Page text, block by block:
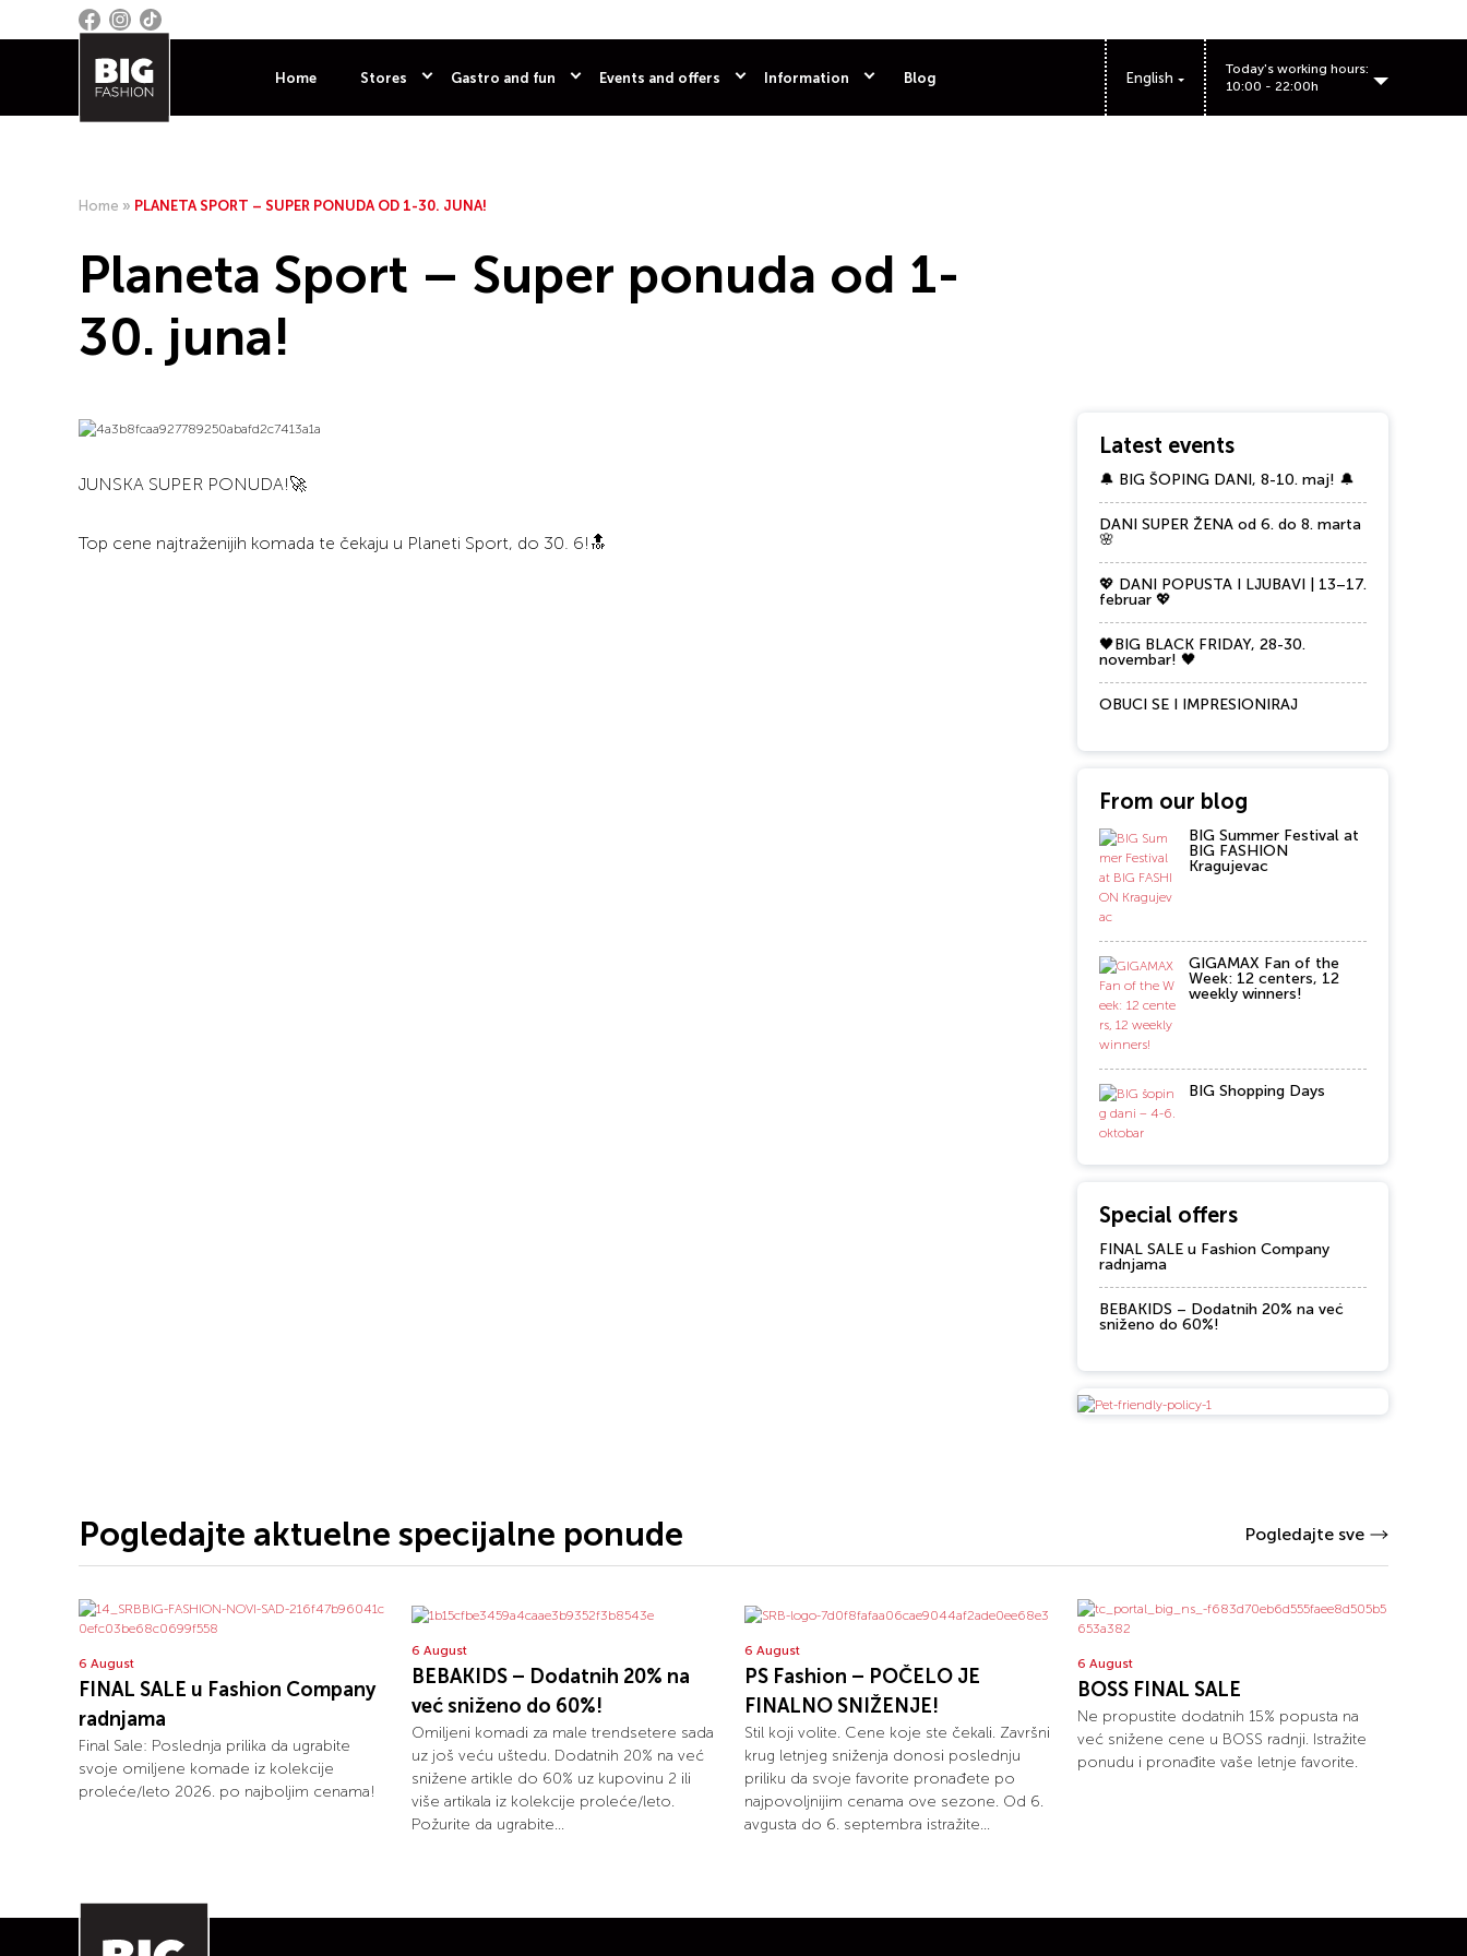
Home Stores Gastro and fun Events and offers Information Blog English
Today's working hours:
10:00 - 22:00h
Home » PLANETA SPORT – SUPER PONUDA OD 1-30. JUNA!
Planeta Sport – Super ponuda od 1-
30. juna!
JUNSKA SUPER PONUDA!🚀
Top cene najtraženijih komada te čekaju u Planeti Sport, do 30. 6!🔝
Latest events
🔔 BIG ŠOPING DANI, 8-10. maj! 🔔
DANI SUPER ŽENA od 6. do 8. marta
🌸
💖 DANI POPUSTA I LJUBAVI | 13–17.
februar 💖
🖤BIG BLACK FRIDAY, 28-30.
novembar! 🖤
OBUCI SE I IMPRESIONIRAJ
From our blog
BIG Summer Festival at
BIG FASHION
Kragujevac
GIGAMAX Fan of the
Week: 12 centers, 12
weekly winners!
BIG Shopping Days
Special offers
FINAL SALE u Fashion Company
radnjama
BEBAKIDS – Dodatnih 20% na već
sniženo do 60%!
Pogledajte aktuelne specijalne ponude Pogledajte sve
6 August
FINAL SALE u Fashion Company
radnjama
Final Sale: Poslednja prilika da ugrabite
svoje omiljene komade iz kolekcije
proleće/leto 2026. po najboljim cenama!
6 August
BEBAKIDS – Dodatnih 20% na
već sniženo do 60%!
Omiljeni komadi za male trendsetere sada
uz još veću uštedu. Dodatnih 20% na već
snižene artikle do 60% uz kupovinu 2 ili
više artikala iz kolekcije proleće/leto.
Požurite da ugrabite...
6 August
PS Fashion – POČELO JE
FINALNO SNIŽENJE!
Stil koji volite. Cene koje ste čekali. Završni
krug letnjeg sniženja donosi poslednju
priliku da svoje favorite pronađete po
najpovoljnijim cenama ove sezone. Od 6.
avgusta do 6. septembra istražite...
6 August
BOSS FINAL SALE
Ne propustite dodatnih 15% popusta na
već snižene cene u BOSS radnji. Istražite
ponudu i pronađite vaše letnje favorite.